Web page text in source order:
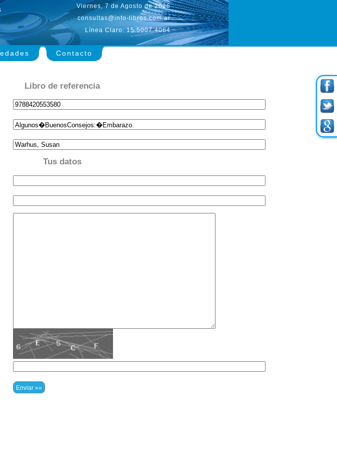
Viernes, 7 de Agosto de 2026
consultas@info-libros.com.ar
Línea Claro: 15.5007.4064
Contacto
Libro de referencia
Tus datos